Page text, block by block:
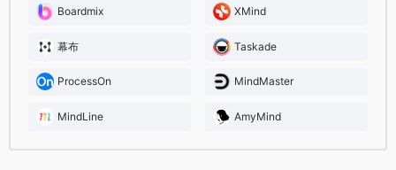
Boardmix XMind
幕布 Taskade
ProcessOn MindMaster
MindLine AmyMind